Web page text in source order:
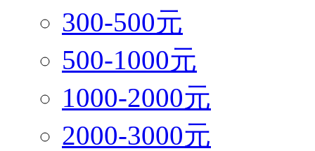
300-500元
500-1000元
1000-2000元
2000-3000元